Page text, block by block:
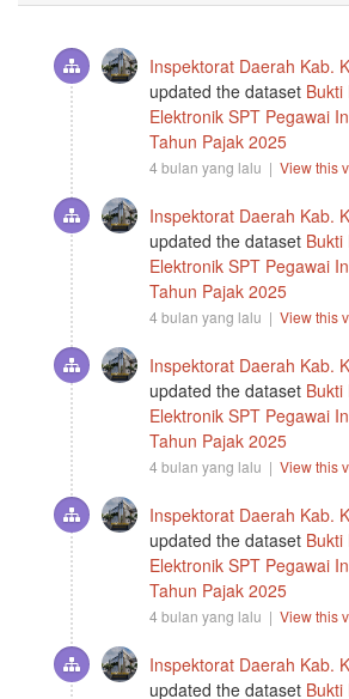
Inspektorat Daerah Kab.
updated the dataset Bukti
Elektronik SPT Pegawai
Tahun Pajak 2025
4 bulan yang lalu | View this
Inspektorat Daerah Kab.
updated the dataset Bukti
Elektronik SPT Pegawai
Tahun Pajak 2025
4 bulan yang lalu | View this
Inspektorat Daerah Kab.
updated the dataset Bukti
Elektronik SPT Pegawai
Tahun Pajak 2025
4 bulan yang lalu | View this
Inspektorat Daerah Kab.
updated the dataset Bukti
Elektronik SPT Pegawai
Tahun Pajak 2025
4 bulan yang lalu | View this
Inspektorat Daerah Kab.
updated the dataset Bukti